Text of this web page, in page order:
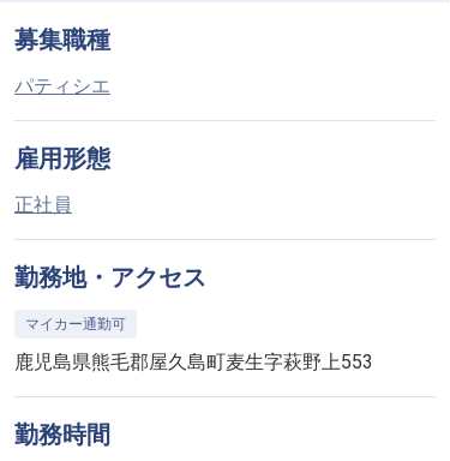
募集職種
パティシエ
雇用形態
正社員
勤務地・アクセス
マイカー通勤可
鹿児島県熊毛郡屋久島町麦生字萩野上553
勤務時間